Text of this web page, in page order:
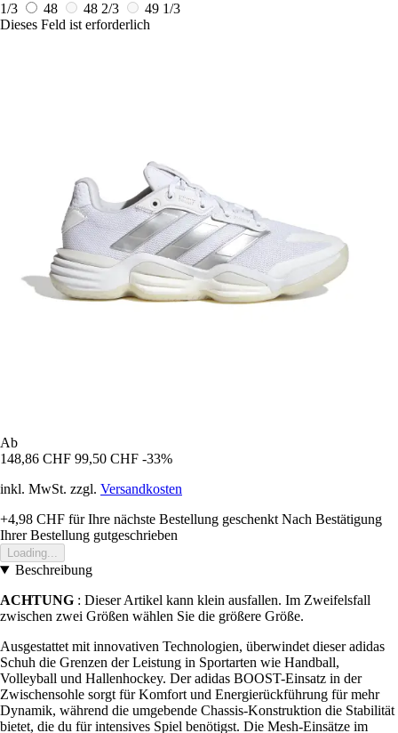
1/3
48 48 2/3
49 1/3
Dieses Feld ist erforderlich
Ab
148,86 CHF 99,50 CHF -33%
inkl. MwSt. zzgl. Versandkosten
+4,98 CHF für Ihre nächste Bestellung geschenkt Nach Bestätigung
Ihrer Bestellung gutgeschrieben
Loading...
Beschreibung
ACHTUNG : Dieser Artikel kann klein ausfallen. Im Zweifelsfall
zwischen zwei Größen wählen Sie die größere Größe.
Ausgestattet mit innovativen Technologien, überwindet dieser adidas
Schuh die Grenzen der Leistung in Sportarten wie Handball,
Volleyball und Hallenhockey. Der adidas BOOST-Einsatz in der
Zwischensohle sorgt für Komfort und Energierückführung für mehr
Dynamik, während die umgebende Chassis-Konstruktion die Stabilität
bietet, die du für intensives Spiel benötigst. Die Mesh-Einsätze im